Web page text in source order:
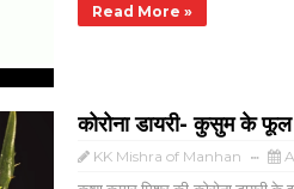
Read More »
कोरोना डायरी- कुसुम के फूल
KK Mishra of Manhan